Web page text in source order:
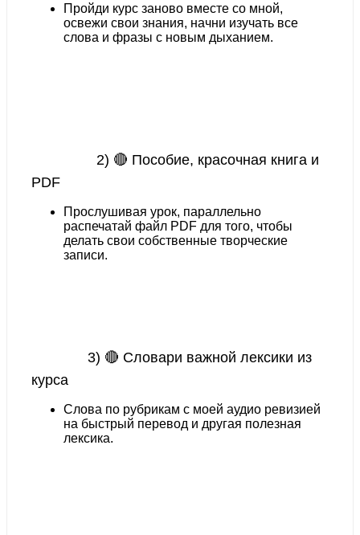
Пройди курс заново вместе со мной,
освежи свои знания, начни изучать все
слова и фразы с новым дыханием.
2) 🔴 Пособие, красочная книга и
PDF
Прослушивая урок, параллельно
распечатай файл PDF для того, чтобы
делать свои собственные творческие
записи.
3) 🔴 Словари важной лексики из
курса
Слова по рубрикам с моей аудио ревизией
на быстрый перевод и другая полезная
лексика.